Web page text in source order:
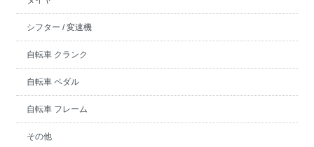
シフター / 変速機
自転車 クランク
自転車 ペダル
自転車 フレーム
その他